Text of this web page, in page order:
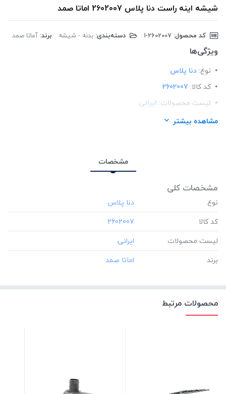
شیشه اینه راست دنا پلاس 2602007 اماتا صمد
کد محصول: دسته‌بندی: بدنه - شیشه برند: آماتا صمد
ویژگی‌ها
نوع: دنا پلاس
کد کالا: 2602007
لیست محصولات: ایرانی
برند:اماتا صمد
مشاهده بیشتر
مشخصات
مشخصات کلی
نوع
کد کالا
‎2602007
لیست محصولات
برند
محصولات مرتبط